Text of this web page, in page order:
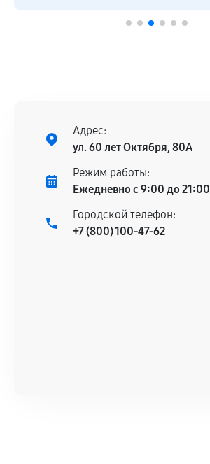
Адрес:
ул. 60 лет Октября, 80А
Режим работы:
Ежедневно с 9:00 до 21:00
Городской телефон:
+7 (800) 100-47-62